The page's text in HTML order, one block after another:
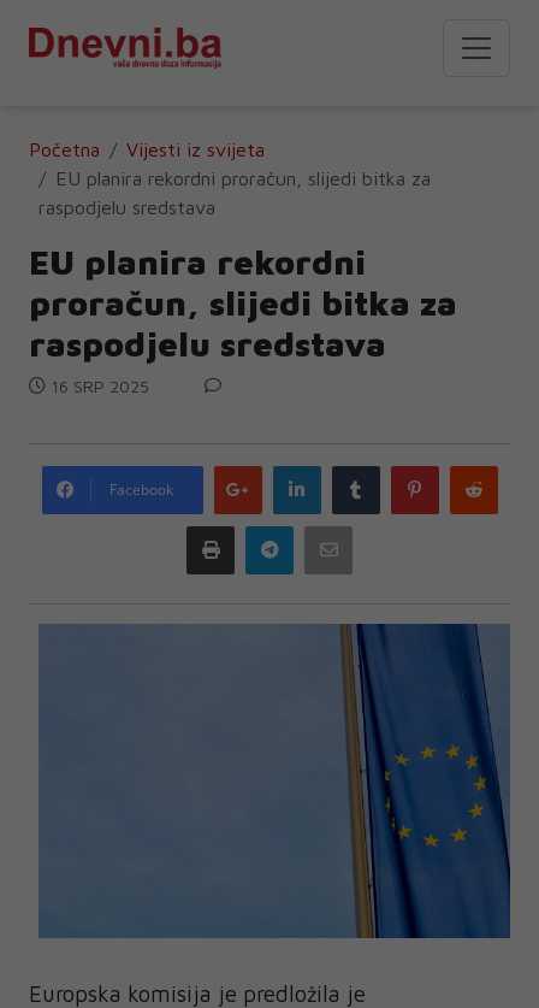
Početna
Vijesti iz svijeta
EU planira rekordni proračun, slijedi bitka za
raspodjelu sredstava
EU planira rekordni
proračun, slijedi bitka za
raspodjelu sredstava
16 SRP 2025
Facebook
Google
plus
LinkedIn Tumblr Pinterest
Print Telegram
Europska komisija je predložila je